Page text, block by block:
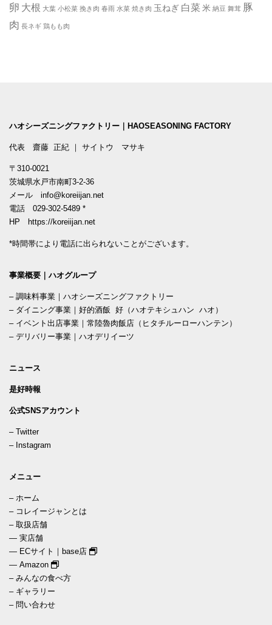
卵 大根 大葉 小松菜 挽き肉 春雨 水菜 焼き肉 玉ねぎ 白菜 米 納豆 舞茸 豚
肉 長ネギ 鶏もも肉
ハオシーズニングファクトリー｜HAOSEASONING FACTORY
代表 齋藤 正紀 ｜ サイトウ マサキ
〒310-0021
茨城県水戸市南町3-2-36
メール info@koreiijan.net
電話 029-302-5489 *
HP
https://koreiijan.net
*時間帯により電話に出られないことがございます。
事業概要｜ハオグループ
– 調味料事業｜ハオシーズニングファクトリー
– ダイニング事業｜好的酒飯 好（ハオテキシュハン ハオ）
– イベント出店事業｜常陸魯肉飯店（ヒタチルーローハンテン）
– デリバリー事業｜ハオデリイーツ
ニュース
是好時報
公式SNSアカウント
– Twitter
– Instagram
メニュー
– ホーム
– コレイージャンとは
– 取扱店舗
— 実店舗
— ECサイト｜base店
— Amazon
– みんなの食べ方
– ギャラリー
– 問い合わせ